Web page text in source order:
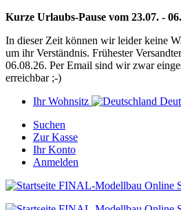
Kurze Urlaubs-Pause vom 23.07. -
In dieser Zeit können wir leider keine
um ihr Verständnis. Frühester
06.08.26. Per Email sind wir zwar
erreichbar ;-)
Ihr Wohnsitz
Suchen
Zur Kasse
Ihr Konto
Anmelden